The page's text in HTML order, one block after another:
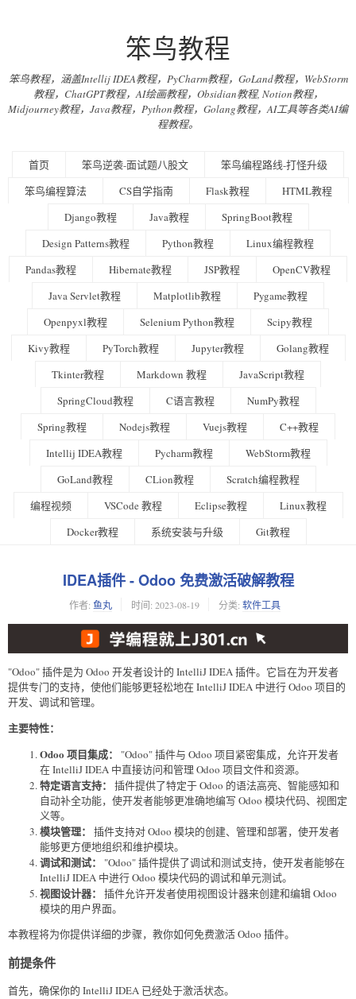
笨鸟教程
笨鸟教程，涵盖Intellij IDEA教程，PyCharm教程，GoLand教程，WebStorm
教程，ChatGPT教程，AI绘画教程，Obsidian教程, Notion教程，
Midjourney教程，Java教程，Python教程，Golang教程，AI工具等各类AI编
程教程。
首页 笨鸟逆袭-面试题八股文
笨鸟编程路线-打怪升级
笨鸟编程算法
CS自学指南 Flask教程
HTML教程
Django教程
Java教程
SpringBoot教程
Design Patterns教程
Python教程
Linux编程教程
Pandas教程
Hibernate教程 JSP教程
OpenCV教程
Java Servlet教程
Matplotlib教程
Pygame教程
Openpyxl教程
Selenium Python教程
Scipy教程
Kivy教程
PyTorch教程 Jupyter教程
Golang教程
Tkinter教程
Markdown 教程
JavaScript教程
SpringCloud教程
C语言教程
NumPy教程
Spring教程
Nodejs教程 Vuejs教程
C++教程
Intellij IDEA教程
Pycharm教程
WebStorm教程
GoLand教程
CLion教程
Scratch编程教程
编程视频
VSCode 教程 Eclipse教程
Linux教程
Docker教程
系统安装与升级 Git教程
IDEA插件 - Odoo 免费激活破解教程
作者: 鱼丸 时间: 2023-08-19 分类: 软件工具
"Odoo" 插件是为 Odoo 开发者设计的 IntelliJ IDEA 插件。它旨在为开发者
提供专门的支持，使他们能够更轻松地在 IntelliJ IDEA 中进行 Odoo 项目的
开发、调试和管理。
主要特性：
Odoo 项目集成：
"Odoo" 插件与 Odoo 项目紧密集成，允许开发者
在 IntelliJ IDEA 中直接访问和管理 Odoo 项目文件和资源。
特定语言支持：
插件提供了特定于 Odoo 的语法高亮、智能感知和
自动补全功能，使开发者能够更准确地编写 Odoo 模块代码、视图定
义等。
模块管理：
插件支持对 Odoo 模块的创建、管理和部署，使开发者
能够更方便地组织和维护模块。
调试和测试：
"Odoo" 插件提供了调试和测试支持，使开发者能够在
IntelliJ IDEA 中进行 Odoo 模块代码的调试和单元测试。
视图设计器：
插件允许开发者使用视图设计器来创建和编辑 Odoo
模块的用户界面。
本教程将为你提供详细的步骤，教你如何免费激活 Odoo 插件。
前提条件
首先，确保你的 IntelliJ IDEA 已经处于激活状态。